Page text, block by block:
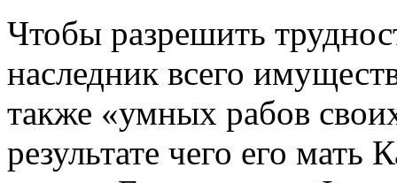
Чтобы разрешить
наследник всего
также «умных рабов
результате чего его